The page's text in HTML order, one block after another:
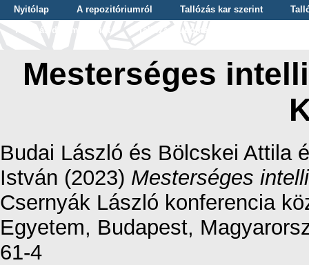
Nyitólap A repozitóriumról Tallózás kar szerint
Tallózás dátum szerint
Tallózás tudományterület szerint
Mesterséges
Budai László és Bölcskei Attila
István (2023) Mesterséges
Csernyák László konferencia
Egyetem, Budapest,
61-4